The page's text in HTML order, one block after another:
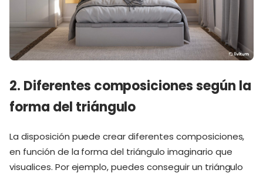
2. Diferentes composiciones según la
forma del triángulo
La disposición puede crear diferentes composiciones,
en función de la forma del triángulo imaginario que
visualices. Por ejemplo, puedes conseguir un triángulo